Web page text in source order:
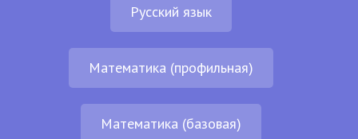
Русский язык
Математика (профильная)
Математика (базовая)